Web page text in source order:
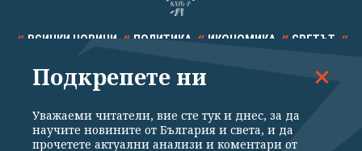
ВСИЧКИ НОВИНИ ПОЛИТИКА ИКОНОМИКА СВЕТЪТ
СПОРТ КУЛТУРА ТЕХНОЛОГИИ КАЛЕЙДОСКОП
Подкрепете ни
Уважаеми читатели, вие сте тук и днес, за да
научите новините от България и света, и да
прочетете актуални анализи и коментари от